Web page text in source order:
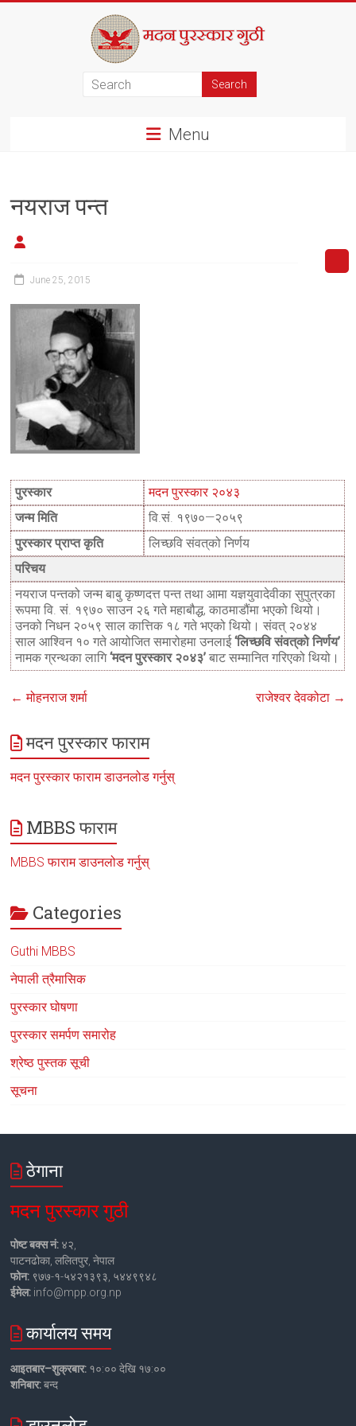
Menu
नयराज पन्त
June 25, 2015
पुरस्कार
मदन पुरस्कार २०४३
जन्म मिति
वि.सं. १९७०—२०५९
पुरस्कार प्राप्त कृति
लिच्छवि संवत्‌को निर्णय
परिचय
नयराज पन्तको जन्म बाबु कृष्णदत्त पन्त तथा आमा यज्ञयुवादेवीका सुपुत्रका
रूपमा वि. सं. १९७० साउन २६ गते महाबौद्ध, काठमाडौंमा भएको थियो।
उनको निधन २०५९ साल कात्तिक १८ गते भएको थियो। संवत् २०४४
साल आश्विन १० गते आयोजित समारोहमा उनलाई‘लिच्छवि संवत्‌को निर्णय’
नामक ग्रन्थका लागि‘मदन पुरस्कार २०४३’ बाट सम्मानित गरिएको थियो।
← मोहनराज शर्मा राजेश्वर देवकोटा →
मदन पुरस्कार फाराम
मदन पुरस्कार फाराम डाउनलोड गर्नुस्
MBBS फाराम
MBBS फाराम डाउनलोड गर्नुस्
Categories
Guthi MBBS
नेपाली त्रैमासिक
पुरस्कार घोषणा
पुरस्कार समर्पण समारोह
श्रेष्ठ पुस्तक सूची
सूचना
ठेगाना
मदन पुरस्कार गुठी
पोष्ट बक्स नं: ४२,
पाटनढोका, ललितपुर, नेपाल
फोन: ९७७-१-५४२१३९३, ५४४९९४८
ईमेल: info@mpp.org.np
कार्यालय समय
आइतबार–शुक्रबार: १०:०० देखि १७:००
शनिबार:बन्द